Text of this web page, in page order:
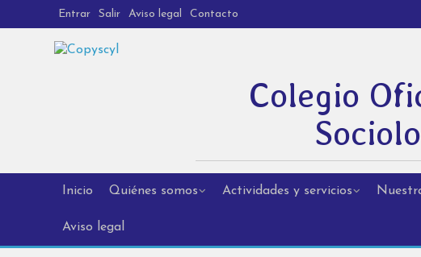
Entrar Salir Aviso legal Contacto
Colegio
Inicio Quiénes somos Actividades y servicios
Aviso legal